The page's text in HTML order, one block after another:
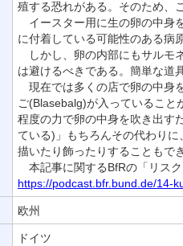
殖する恐れがある。そのため、
イースター用に生の卵の中身
に付着している可能性のある病
しかし、卵の内部にもサルモ
は避けるべきである。簡単な道
現在では多くの店で卵の中身
ご(Blasebalg)が入っていること
程度の力で卵の中身を吹き出す
ている)」もちろんその代わり
描いたり飾ったりすることもで
本記事に関するBfRの「リスク
https://podcast.bfr.bund.de/14-
欧州
ドイツ